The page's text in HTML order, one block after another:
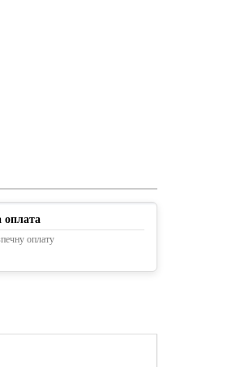
оплата
оплату